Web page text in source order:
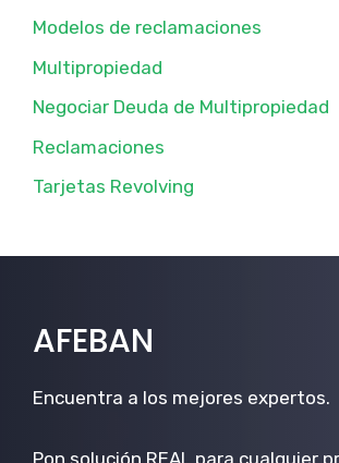
Modelos de reclamaciones
Multipropiedad
Negociar Deuda de Multipropiedad
Reclamaciones
Tarjetas Revolving
AFEBAN
Encuentra a los mejores expertos.
Pon solución REAL para cualquier